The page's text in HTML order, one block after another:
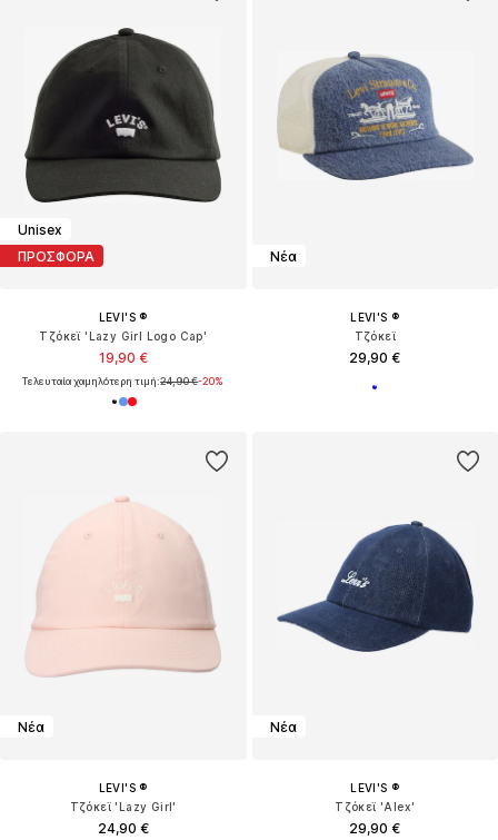
Unisex
ΠΡΟΣΦΟΡΑ
LEVI'S ®
Τζόκεϊ 'Lazy Girl Logo Cap'
19,90 €
Τελευταία χαμηλότερη τιμή:24,90 €-20%
Νέα
LEVI'S ®
Τζόκεϊ
29,90 €
Νέα
LEVI'S ®
Τζόκεϊ 'Lazy Girl'
24,90 €
Νέα
LEVI'S ®
Τζόκεϊ 'Alex'
29,90 €